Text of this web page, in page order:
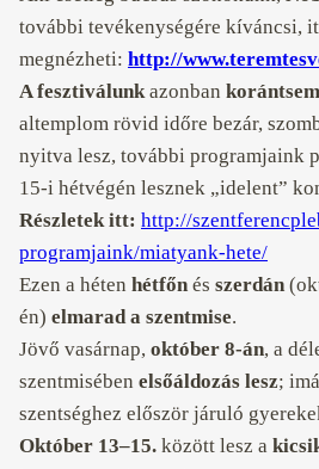
további tevékenységére kíváncsi,
megnézheti: http://www.
A fesztiválunkazonban
altemplom rövid időre bezár,
nyitva lesz, további programjaink
15-i hétvégén lesznek „idelent”
Részletek itt: http://
programjaink/miatyank-hete/
Ezen a héten hétfőn és szerdán
én) elmarad a szentmise.
Jövő vasárnap, október 8-án, a
szentmisében elsőáldozás lesz;
szentséghez először járuló
Október 13–15. között lesz a